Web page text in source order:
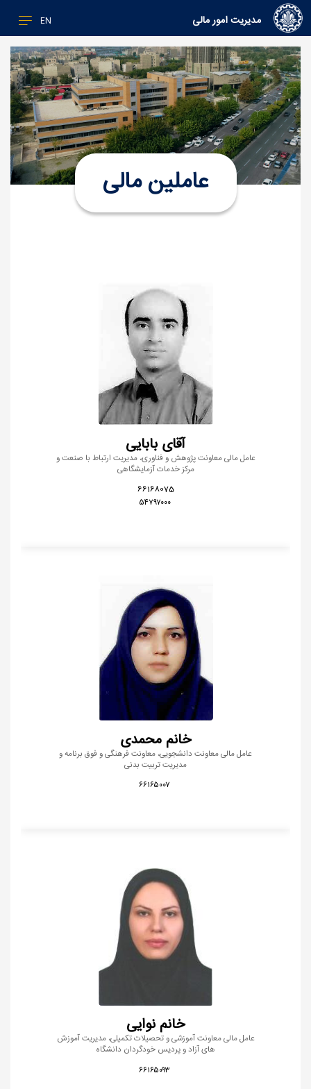
EN مدیریت امور مالی
عاملین مالی
آقای بابایی
عامل مالی معاونت پژوهش و فناوری، مدیریت ارتباط با صنعت و
مرکز خدمات آزمایشگاهی
66168075
۵۴۷۹۷۰۰۰
خانم محمدی
عامل مالی معاونت دانشجویی، معاونت فرهنگی و فوق برنامه و
مدیریت تربیت بدنی
خانم نوایی
عامل مالی معاونت آموزشی و تحصیلات تکمیلی، مدیریت آموزش
های آزاد و پردیس خودگردان دانشگاه